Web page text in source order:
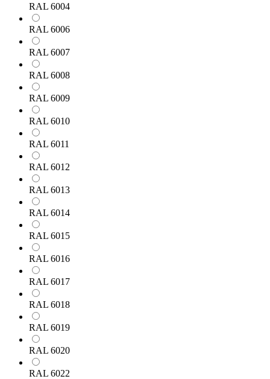
RAL 6004
RAL 6006
RAL 6007
RAL 6008
RAL 6009
RAL 6010
RAL 6011
RAL 6012
RAL 6013
RAL 6014
RAL 6015
RAL 6016
RAL 6017
RAL 6018
RAL 6019
RAL 6020
RAL 6022